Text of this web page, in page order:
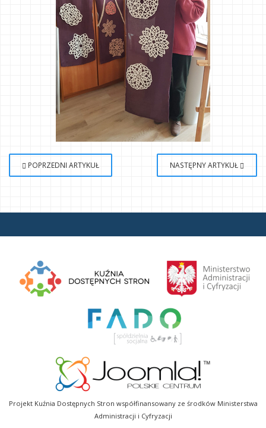
POPRZEDNI ARTYKUŁ NASTĘPNY ARTYKUŁ
Projekt Kuźnia Dostępnych Stron współfinansowany ze środków Ministerstwa
Administracji i Cyfryzacji